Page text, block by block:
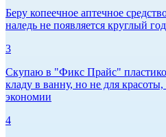
Беру копеечное аптечное
наледь не появляется круглый год
3
Скупаю в "Фикс Прайс"
кладу в ванну, но не для
экономии
4